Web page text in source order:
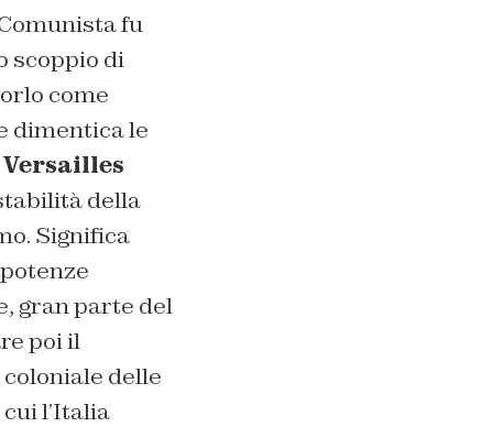
fu
scoppio di
come
dimentica le
della
Significa
gran parte del
poi il
coloniale delle
l’Italia